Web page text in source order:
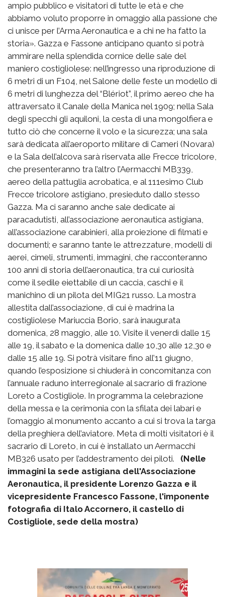
ampio pubblico e visitatori di tutte le età e che
abbiamo voluto proporre in omaggio alla passione che
ci unisce per l’Arma Aeronautica e a chi ne ha fatto la
storia». Gazza e Fassone anticipano quanto si potrà
ammirare nella splendida cornice delle sale del
maniero costigliolese: nell’ingresso una riproduzione di
6 metri di un F104, nel Salone delle feste un modello di
6 metri di lunghezza del “Blériot”, il primo aereo che ha
attraversato il Canale della Manica nel 1909; nella Sala
degli specchi gli aquiloni, la cesta di una mongolfiera e
tutto ciò che concerne il volo e la sicurezza; una sala
sarà dedicata all’aeroporto militare di Cameri (Novara)
e la Sala dell’alcova sarà riservata alle Frecce tricolore,
che presenteranno tra l’altro l’Aermacchi MB339,
aereo della pattuglia acrobatica, e al 111esimo Club
Frecce tricolore astigiano, presieduto dallo stesso
Gazza. Ma ci saranno anche sale dedicate ai
paracadutisti, all’associazione aeronautica astigiana,
all’associazione carabinieri, alla proiezione di filmati e
documenti; e saranno tante le attrezzature, modelli di
aerei, cimeli, strumenti, immagini, che racconteranno
100 anni di storia dell’aeronautica, tra cui curiosità
come il sedile eiettabile di un caccia, caschi e il
manichino di un pilota del MIG21 russo. La mostra
allestita dall’associazione, di cui è madrina la
costigliolese Mariuccia Borio, sarà inaugurata
domenica, 28 maggio, alle 10. Visite il venerdì dalle 15
alle 19, il sabato e la domenica dalle 10,30 alle 12,30 e
dalle 15 alle 19. Si potrà visitare fino all’11 giugno,
quando l’esposizione si chiuderà in concomitanza con
l’annuale raduno interregionale al sacrario di frazione
Loreto a Costigliole. In programma la celebrazione
della messa e la cerimonia con la sfilata dei labari e
l’omaggio al monumento accanto a cui si trova la targa
della preghiera dell’aviatore. Meta di molti visitatori è il
sacrario di Loreto, in cui è installato un Aermacchi
MB326 usato per l’addestramento dei piloti. (Nelle
immagini la sede astigiana dell'Associazione
Aeronautica, il presidente Lorenzo Gazza e il
vicepresidente Francesco Fassone, l'imponente
fotografia di Italo Accornero, il castello di
Costigliole, sede della mostra)